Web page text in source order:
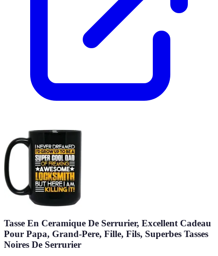
Tasse En Ceramique De Serrurier, Excellent Cadeau
Pour Papa, Grand-Pere, Fille, Fils, Superbes Tasses
Noires De Serrurier